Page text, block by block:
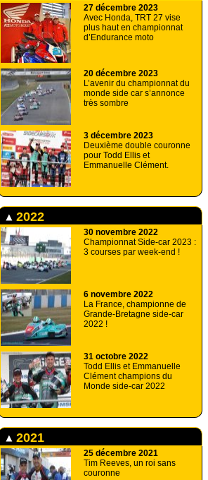
27 décembre 2023
Avec Honda, TRT 27 vise
plus haut en championnat
d’Endurance moto
20 décembre 2023
L’avenir du championnat du
monde side car s’annonce
très sombre
3 décembre 2023
Deuxième double couronne
pour Todd Ellis et
Emmanuelle Clément.
2022
30 novembre 2022
Championnat Side-car 2023 :
3 courses par week-end !
6 novembre 2022
La France, championne de
Grande-Bretagne side-car
2022 !
31 octobre 2022
Todd Ellis et Emmanuelle
Clément champions du
Monde side-car 2022
2021
25 décembre 2021
Tim Reeves, un roi sans
couronne